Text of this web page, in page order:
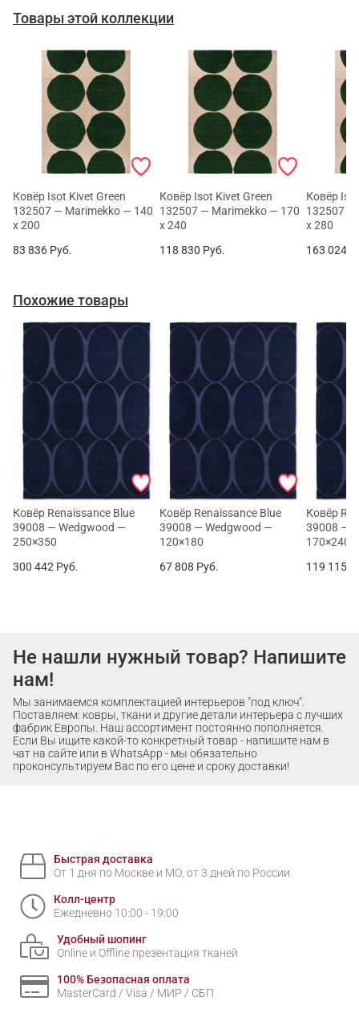
Товары этой коллекции
Ковёр Isot Kivet Green
132507 — Marimekko — 140
x 200
83 836 Руб.
Ковёр Isot Kivet Green
132507 — Marimekko — 170
x 240
118 830 Руб.
Ковёр
132507 —
x 280
163 024
Похожие товары
Ковёр Renaissance Blue
39008 — Wedgwood —
250×350
300 442 Руб.
Ковёр Renaissance Blue
39008 — Wedgwood —
120×180
67 808 Руб.
Ковёр
39008 —
170×240
119 115
Не нашли нужный товар? Напишите
нам!
Мы занимаемся комплектацией интерьеров "под ключ".
Поставляем: ковры, ткани и другие детали интерьера с лучших
фабрик Европы. Наш ассортимент постоянно пополняется.
Если Вы ищите какой-то конкретный товар - напишите нам в
чат на сайте или в WhatsApp - мы обязательно
проконсультируем Вас по его цене и сроку доставки!
Быстрая доставка
От 1 дня по Москве и МО, от 3 дней по России
Колл-центр
Ежедневно 10:00 - 19:00
Удобный шопинг
Online и Offline презентация тканей
100% Безопасная оплата
MasterCard / Visa / МИР / СБП